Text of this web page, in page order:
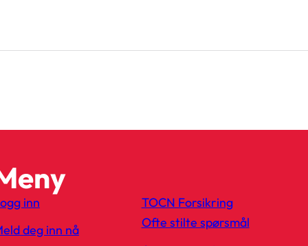
inn
deg inn nå
TOCN Forsikring
Ofte stilte spørsmål